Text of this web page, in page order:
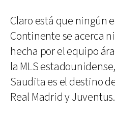
Claro está que ningún
Continente se acerca
hecha por el equipo
la MLS
Saudita es el destino
Real Madrid y Juventus.